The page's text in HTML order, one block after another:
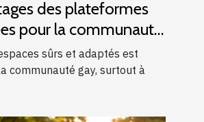
des plateformes
pour la communauté
sûrs et adaptés est
communauté gay, surtout à